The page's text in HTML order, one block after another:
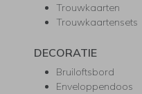
Trouwkaarten
Trouwkaartensets
DECORATIE
Bruiloftsbord
Enveloppendoos